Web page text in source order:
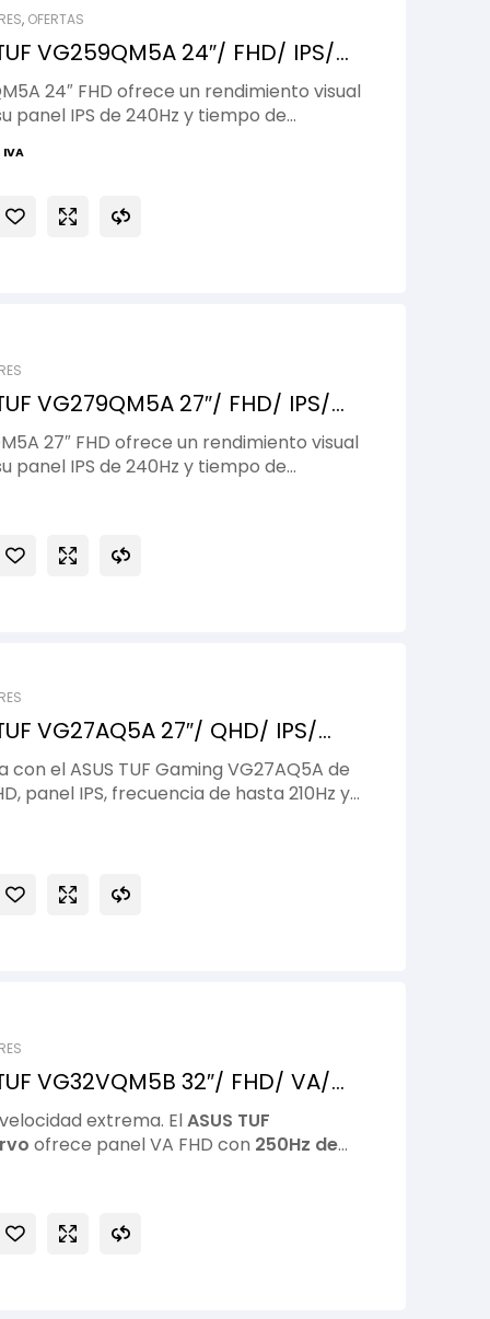
, OFERTAS
VG259QM5A 24″/ FHD/ IPS/
24″ FHD ofrece un rendimiento visual
panel IPS de 240Hz y tiempo de
precisos, movimientos fluidos y
el tearing para una jugabilidad
VG279QM5A 27″/ FHD/ IPS/
27″ FHD ofrece un rendimiento visual
panel IPS de 240Hz y tiempo de
precisos, movimientos fluidos y
el tearing para una jugabilidad
VG27AQ5A 27″/ QHD/ IPS/
el ASUS TUF Gaming VG27AQ5A de
panel IPS, frecuencia de hasta 210Hz y
gaming competitivo y juegos de alta
VG32VQM5B 32″/ FHD/ VA/
extrema. ElASUS TUF
ofrece panel VA FHD con 250Hz de
retrasos. Diseñado para gaming
campo visual y rendimiento superior,
ASUS TUF Gaming